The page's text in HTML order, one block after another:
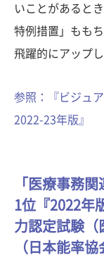
いことがあると
特例措置」もも
飛躍的にアップし
参照：『ビジュ
2022-23年版』
「医療事務
1位『2022年
力認定試験（
（日本能率